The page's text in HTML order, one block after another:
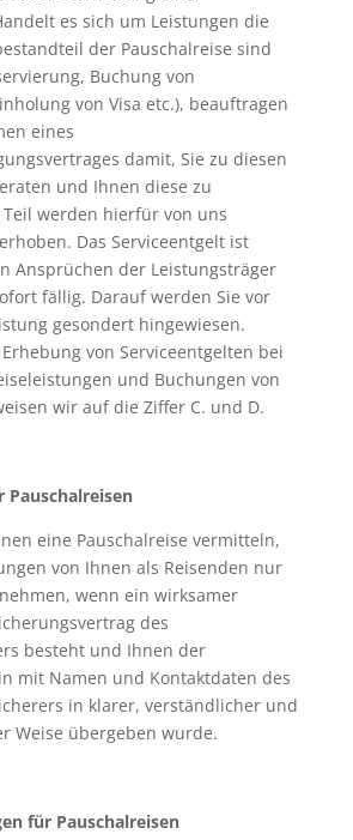
es sich um Leistungen die
der Pauschalreise sind
Buchung von
von Visa etc.), beauftragen
eines
damit, Sie zu diesen
und Ihnen diese zu
werden hierfür von uns
Das Serviceentgelt ist
Ansprüchen der Leistungsträger
fällig. Darauf werden Sie vor
gesondert hingewiesen.
von Serviceentgelten bei
und Buchungen von
wir auf die Ziffer C. und D.
Pauschalreisen
eine Pauschalreise vermitteln,
von Ihnen als Reisenden nur
wenn ein wirksamer
des
besteht und Ihnen der
mit Namen und Kontaktdaten des
in klarer, verständlicher und
Weise übergeben wurde.
für Pauschalreisen